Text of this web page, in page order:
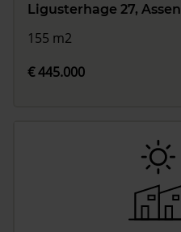
Ligusterhage 27, Assen
155 m2
€ 445.000